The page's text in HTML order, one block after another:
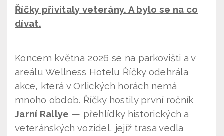
Říčky přivítaly veterány. A bylo se na co
dívat.
Koncem května 2026 se na parkovišti a v
areálu Wellness Hotelu Říčky odehrála
akce, která v Orlických horách nemá
mnoho obdob. Říčky hostily první ročník
Jarní Rallye — přehlídky historických a
veteránských vozidel, jejíž trasa vedla